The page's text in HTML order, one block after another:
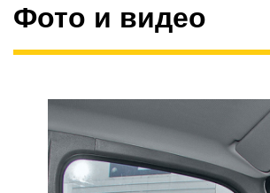
Фото и видео